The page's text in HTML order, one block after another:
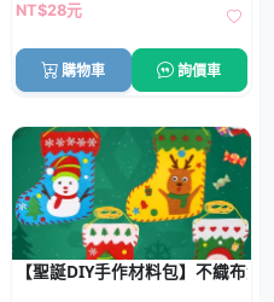
NT$28元
購物車 詢價車
提包材料包 幼兒園益智玩具 9款動
【聖誕DIY手作材料包】不織布